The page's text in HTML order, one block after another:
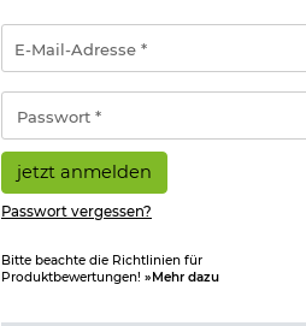
Mail-
Adresse
*
jetzt anmelden
Passwort vergessen?
Bitte beachte die Richtlinien für
Produktbewertungen! »Mehr dazu